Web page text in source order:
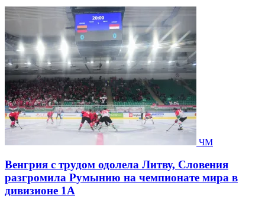
ЧМ
Венгрия с трудом одолела Литву, Словения
разгромила Румынию на чемпионате мира в
дивизионе 1А